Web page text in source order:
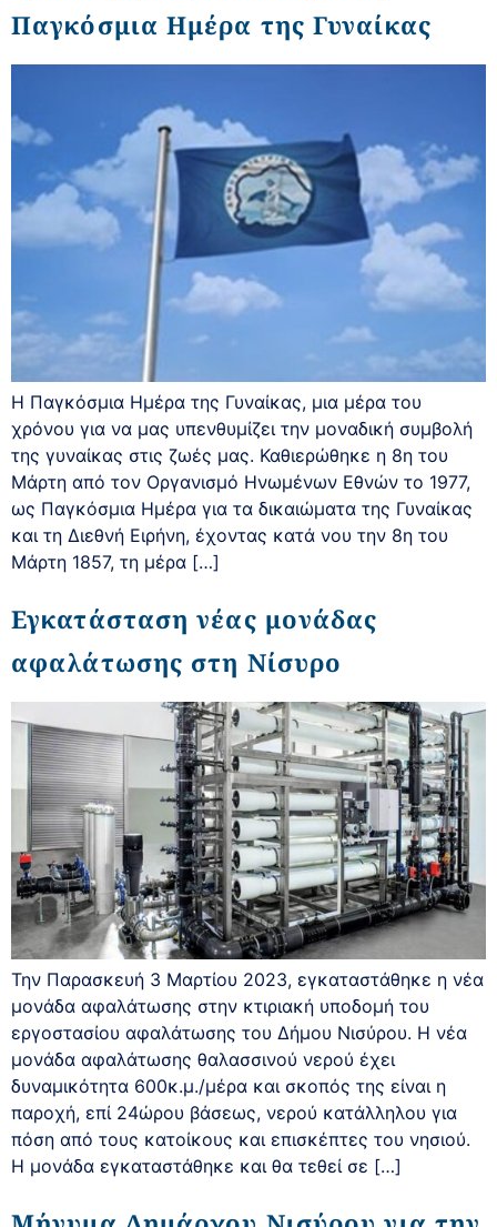
Παγκόσμια Ημέρα της Γυναίκας
Η Παγκόσμια Ημέρα της Γυναίκας, μια μέρα του
χρόνου για να μας υπενθυμίζει την μοναδική συμβολή
της γυναίκας στις ζωές μας. Καθιερώθηκε η 8η του
Μάρτη από τον Οργανισμό Ηνωμένων Εθνών το 1977,
ως Παγκόσμια Ημέρα για τα δικαιώματα της Γυναίκας
και τη Διεθνή Ειρήνη, έχοντας κατά νου την 8η του
Μάρτη 1857, τη μέρα […]
Εγκατάσταση νέας μονάδας
αφαλάτωσης στη Νίσυρο
Την Παρασκευή 3 Μαρτίου 2023, εγκαταστάθηκε η νέα
μονάδα αφαλάτωσης στην κτιριακή υποδομή του
εργοστασίου αφαλάτωσης του Δήμου Νισύρου. Η νέα
μονάδα αφαλάτωσης θαλασσινού νερού έχει
δυναμικότητα 600κ.μ./μέρα και σκοπός της είναι η
παροχή, επί 24ώρου βάσεως, νερού κατάλληλου για
πόση από τους κατοίκους και επισκέπτες του νησιού.
Η μονάδα εγκαταστάθηκε και θα τεθεί σε […]